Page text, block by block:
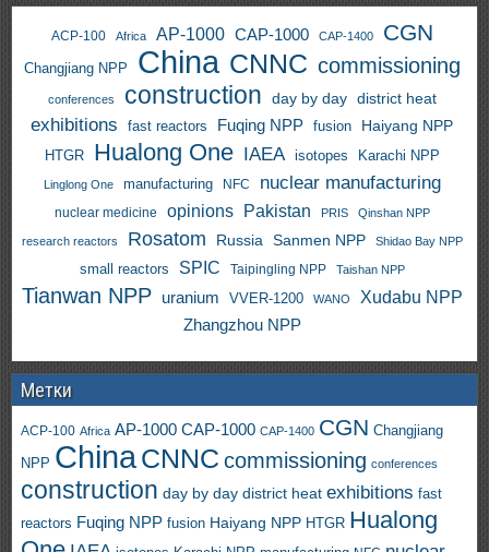
ACP-100 Africa AP-1000 CAP-1000 CAP-1400 CGN
Changjiang NPP China CNNC commissioning
conferences construction day by day district heat
exhibitions fast reactors Fuqing NPP fusion Haiyang NPP
HTGR Hualong One IAEA isotopes Karachi NPP
Linglong One manufacturing NFC nuclear manufacturing
nuclear medicine opinions Pakistan PRIS Qinshan NPP
research reactors Rosatom Russia Sanmen NPP Shidao Bay NPP
small reactors SPIC Taipingling NPP Taishan NPP
Tianwan NPP uranium VVER-1200 WANO
Xudabu NPP
Zhangzhou NPP
Метки
ACP-100 Africa AP-1000 CAP-1000 CAP-1400 CGN Changjiang
NPP ChinaCNNC commissioning conferences
construction day by day district heat exhibitions fast
reactors Fuqing NPP fusion Haiyang NPP HTGR Hualong